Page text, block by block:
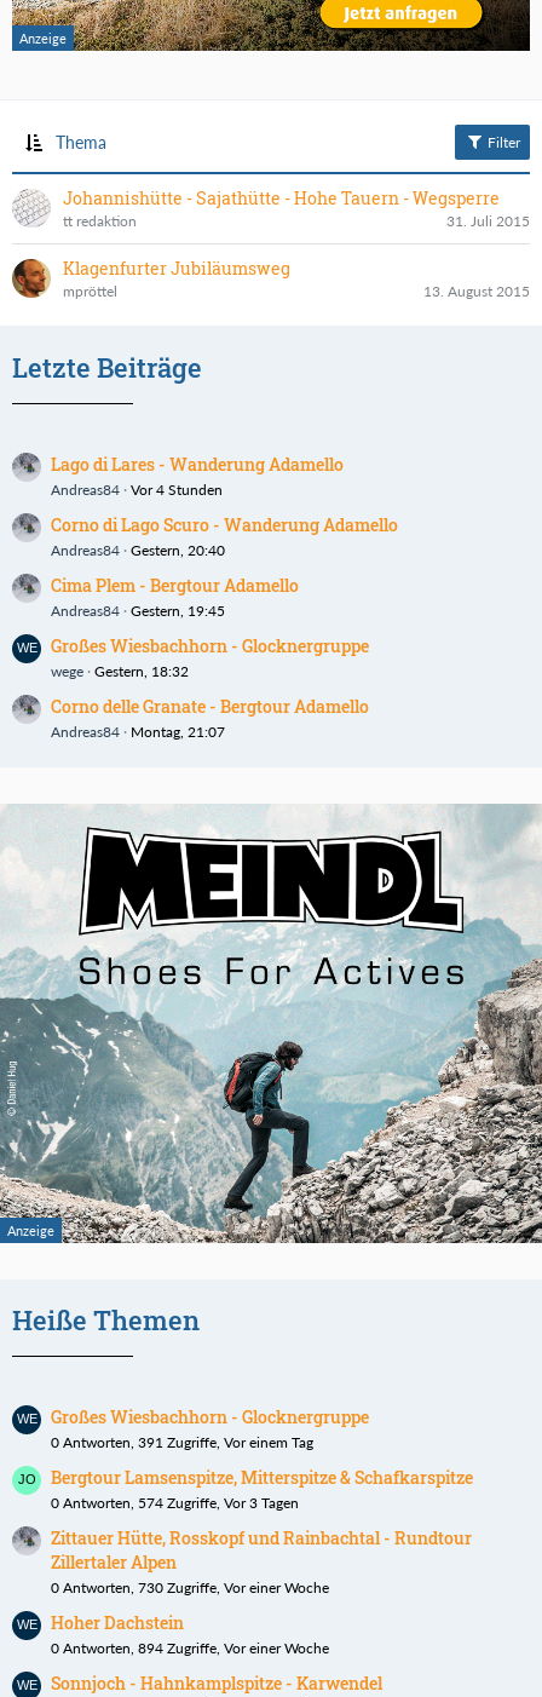
Thema Filter
Johannishütte - Sajathütte - Hohe Tauern - Wegsperre
tt redaktion 31. Juli 2015
Klagenfurter Jubiläumsweg
mpröttel 13. August 2015
Letzte Beiträge
Lago di Lares - Wanderung Adamello
Andreas84 Vor 4 Stunden
Corno di Lago Scuro - Wanderung Adamello
Andreas84 Gestern, 20:40
Cima Plem - Bergtour Adamello
Andreas84 Gestern, 19:45
Großes Wiesbachhorn - Glocknergruppe
wege Gestern, 18:32
Corno delle Granate - Bergtour Adamello
Andreas84 Montag, 21:07
Heiße Themen
Großes Wiesbachhorn - Glocknergruppe
0 Antworten, 391 Zugriffe, Vor einem Tag
Bergtour Lamsenspitze, Mitterspitze & Schafkarspitze
0 Antworten, 574 Zugriffe, Vor 3 Tagen
Zittauer Hütte, Rosskopf und Rainbachtal - Rundtour
Zillertaler Alpen
0 Antworten, 730 Zugriffe, Vor einer Woche
Hoher Dachstein
0 Antworten, 894 Zugriffe, Vor einer Woche
Sonnjoch - Hahnkamplspitze - Karwendel